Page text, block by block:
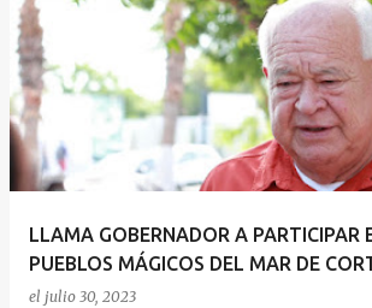
LLAMA GOBERNADOR A PARTICIPAR
PUEBLOS MÁGICOS DEL MAR DE
el julio 30, 2023